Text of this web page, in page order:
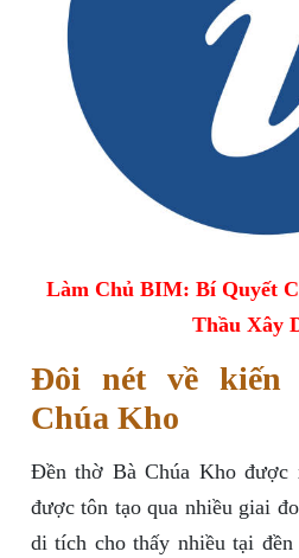
Làm Chủ BIM: Bí Quyết
Thầu Xây
Đôi nét về kiến
Chúa Kho
Đền thờ Bà Chúa Kho được
được tôn tạo qua nhiều giai
di tích cho thấy nhiều tại